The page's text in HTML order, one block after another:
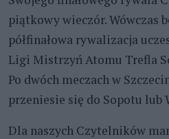
piątkowy wieczór. Wówczas
półfinałowa rywalizacja
Ligi Mistrzyń Atomu Trefla
Po dwóch meczach w
przeniesie się do Sopotu lub
Dla naszych Czytelników